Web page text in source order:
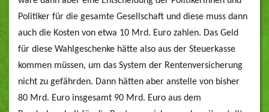
Politiker für die gesamte Gesellschaft und diese muss dann
auch die Kosten von etwa 10 Mrd. Euro zahlen. Das Geld
für diese Wahlgeschenke hätte also aus der Steuerkasse
kommen müssen, um das System der Rentenversicherung
nicht zu gefährden. Dann hätten aber anstelle von bisher
80 Mrd. Euro insgesamt 90 Mrd. Euro aus dem